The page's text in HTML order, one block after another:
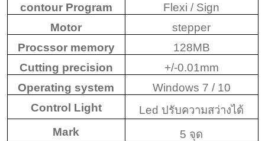
contour Program
Flexi / Sign
Motor
stepper
Procssor memory
128MB
Cutting precision
+/-0.01mm
Operating system
Windows 7 / 10
Control Light
Led ปรับความสว่างได้
Mark
5 จุด